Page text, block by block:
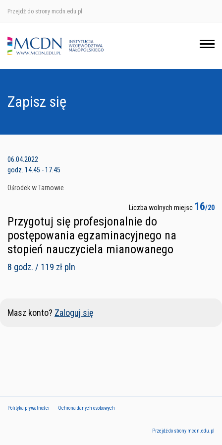
Przejdź do strony mcdn.edu.pl
Zapisz się
06.04.2022
godz. 14.45 - 17.45
Ośrodek w Tarnowie
Liczba wolnych miejsc 16/20
Przygotuj się profesjonalnie do
postępowania egzaminacyjnego na
stopień nauczyciela mianowanego
8 godz. / 119 zł pln
Masz konto? Zaloguj się
Polityka prywatności Ochrona danych osobowych
Przejdź do strony mcdn.edu.pl
Ośrodek w Krakowie
Ośrodek w Nowym Sączu
Ośrodek w Tarnowie